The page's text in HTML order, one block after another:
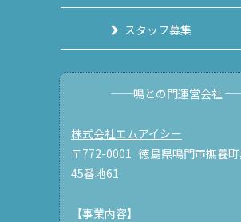
スタッフ募集
──鳴との門運営会社
株式会社エムアイシー
〒772-0001 徳島県鳴門市撫養
45番地61
【事業内容】